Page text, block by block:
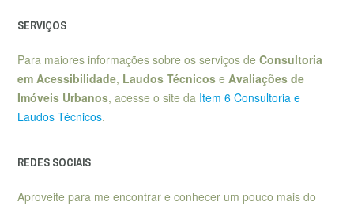
SERVIÇOS
Para maiores informações sobre os serviços de Consultoria
em Acessibilidade, Laudos Técnicos e Avaliações de
Imóveis Urbanos, acesse o site da Item 6 Consultoria e
Laudos Técnicos.
REDES SOCIAIS
Aproveite para me encontrar e conhecer um pouco mais do